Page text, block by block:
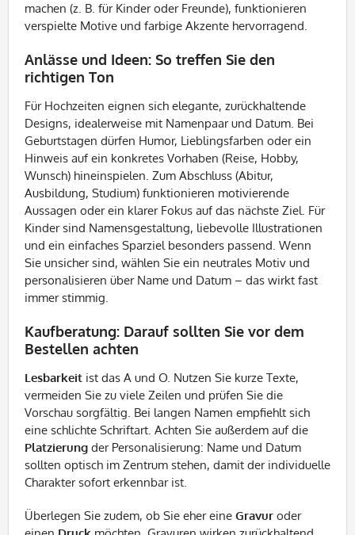
machen (z. B. für Kinder oder Freunde), funktionieren
verspielte Motive und farbige Akzente hervorragend.
Anlässe und Ideen: So treffen Sie den
richtigen Ton
Für Hochzeiten eignen sich elegante, zurückhaltende
Designs, idealerweise mit Namenpaar und Datum. Bei
Geburtstagen dürfen Humor, Lieblingsfarben oder ein
Hinweis auf ein konkretes Vorhaben (Reise, Hobby,
Wunsch) hineinspielen. Zum Abschluss (Abitur,
Ausbildung, Studium) funktionieren motivierende
Aussagen oder ein klarer Fokus auf das nächste Ziel. Für
Kinder sind Namensgestaltung, liebevolle Illustrationen
und ein einfaches Sparziel besonders passend. Wenn
Sie unsicher sind, wählen Sie ein neutrales Motiv und
personalisieren über Name und Datum – das wirkt fast
immer stimmig.
Kaufberatung: Darauf sollten Sie vor dem
Bestellen achten
Lesbarkeit ist das A und O. Nutzen Sie kurze Texte,
vermeiden Sie zu viele Zeilen und prüfen Sie die
Vorschau sorgfältig. Bei langen Namen empfiehlt sich
eine schlichte Schriftart. Achten Sie außerdem auf die
Platzierung der Personalisierung: Name und Datum
sollten optisch im Zentrum stehen, damit der individuelle
Charakter sofort erkennbar ist.
Überlegen Sie zudem, ob Sie eher eine Gravur oder